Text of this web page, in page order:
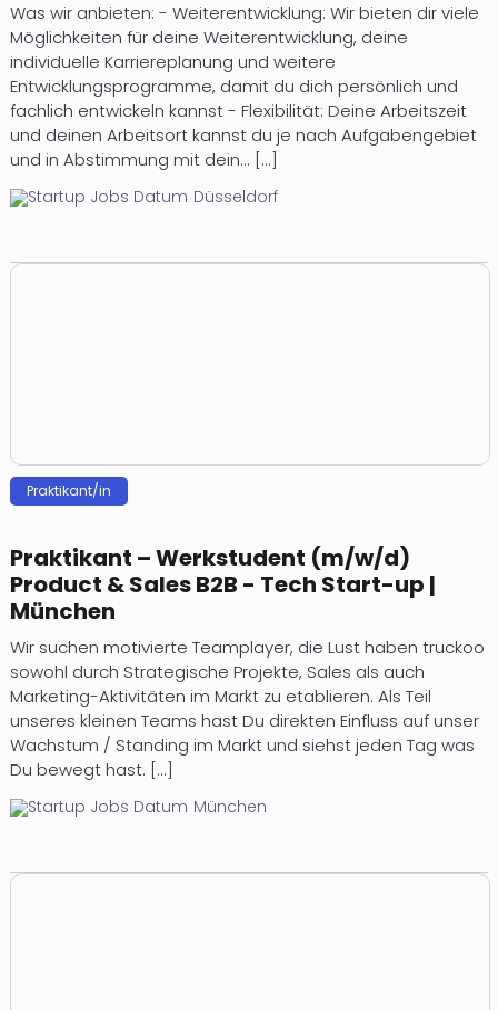
Was wir anbieten: - Weiterentwicklung: Wir bieten dir viele
Möglichkeiten für deine Weiterentwicklung, deine
individuelle Karriereplanung und weitere
Entwicklungsprogramme, damit du dich persönlich und
fachlich entwickeln kannst - Flexibilität: Deine Arbeitszeit
und deinen Arbeitsort kannst du je nach Aufgabengebiet
und in Abstimmung mit dein... [...]
Düsseldorf
Praktikant/in
Praktikant – Werkstudent (m/w/d)
Product & Sales B2B - Tech Start-up |
München
Wir suchen motivierte Teamplayer, die Lust haben truckoo
sowohl durch Strategische Projekte, Sales als auch
Marketing-Aktivitäten im Markt zu etablieren. Als Teil
unseres kleinen Teams hast Du direkten Einfluss auf unser
Wachstum / Standing im Markt und siehst jeden Tag was
Du bewegt hast. [...]
München